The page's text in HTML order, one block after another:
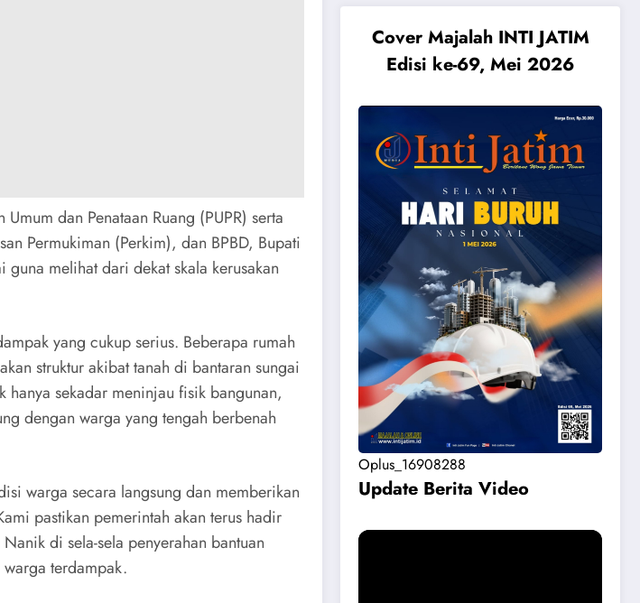
dan Penataan Ruang (PUPR) serta
Permukiman (Perkim), dan BPBD, Bupati
melihat dari dekat skala kerusakan
yang cukup serius. Beberapa rumah
struktur akibat tanah di bantaran sungai
hanya sekadar meninjau fisik bangunan,
dengan warga yang tengah berbenah
warga secara langsung dan memberikan
pastikan pemerintah akan terus hadir
di sela-sela penyerahan bantuan
terdampak.
Cover Majalah INTI JATIM
Edisi ke-69, Mei 2026
Oplus_16908288
Update Berita Video